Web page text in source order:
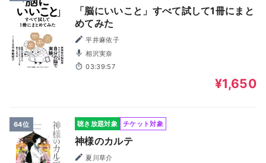
「脳にいいこと」すべて試して1冊にまと
めてみた
平井麻依子
相沢実奈
03:39:57
¥1,650
64位 聴き放題対象 チケット対象
神様のカルテ
夏川草介